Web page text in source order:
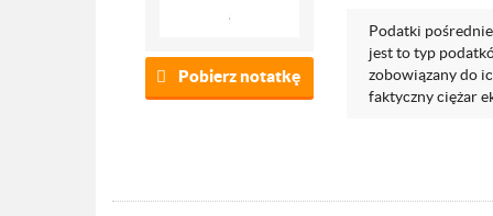
Pobierz notatkę
Podatki
jest to typ
zobowiązany do
faktyczny ciężar